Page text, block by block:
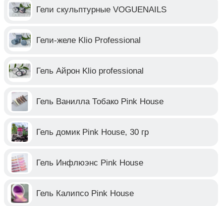
Гели скульптурные VOGUENAILS
Гели-желе Klio Professional
Гель Айрон Klio professional
Гель Ванилла Тобако Pink House
Гель домик Pink House, 30 гр
Гель Инфлюэнс Pink House
Гель Калипсо Pink House